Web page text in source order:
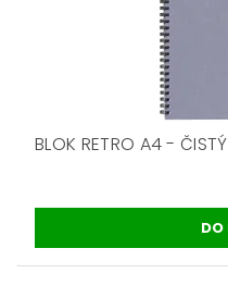
BLOK RETRO A4 - ČISTÝ